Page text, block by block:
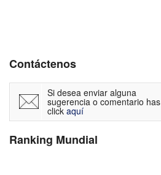
Contáctenos
Si desea enviar alguna
sugerencia o comentario has
click aquí
Ranking Mundial